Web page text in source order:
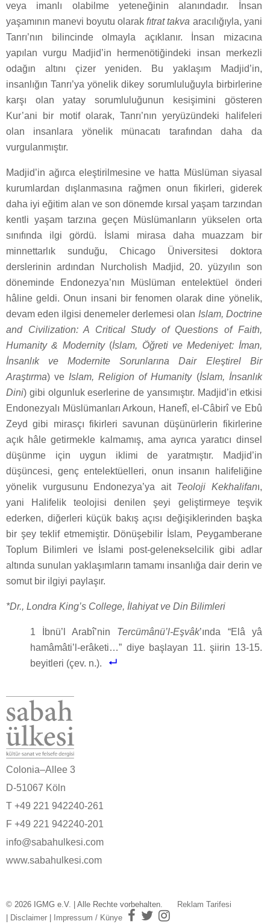
veya imanlı olabilme yeteneğinin alanındadır. İnsan
yaşamının manevi boyutu olarakfıtrat takva aracılığıyla, yani
Tanrı’nın bilincinde olmayla açıklanır. İnsan mizacına
yapılan vurgu Madjid’in hermenötiğindeki insan merkezli
odağın altını çizer yeniden. Bu yaklaşım Madjid’in,
insanlığın Tanrı’ya yönelik dikey sorumluluğuyla birbirlerine
karşı olan yatay sorumluluğunun kesişimini gösteren
Kur’ani bir motif olarak, Tanrı’nın yeryüzündeki halifeleri
olan insanlara yönelik münacatı tarafından daha da
vurgulanmıştır.
Madjid’in ağırca eleştirilmesine ve hatta Müslüman siyasal
kurumlardan dışlanmasına rağmen onun fikirleri, giderek
daha iyi eğitim alan ve son dönemde kırsal yaşam tarzından
kentli yaşam tarzına geçen Müslümanların yükselen orta
sınıfında ilgi gördü. İslami mirasa daha muazzam bir
minnettarlık sunduğu, Chicago Üniversitesi doktora
derslerinin ardından Nurcholish Madjid, 20. yüzyılın son
döneminde Endonezya’nın Müslüman entelektüel önderi
hâline geldi. Onun insani bir fenomen olarak dine yönelik,
devam eden ilgisi denemeler derlemesi olan Islam, Doctrine
and Civilization: A Critical Study of Questions of Faith,
Humanity & Modernity (İslam, Öğreti ve Medeniyet: İman,
İnsanlık ve Modernite Sorunlarına Dair Eleştirel Bir
Araştırma) veIslam, Religion of Humanity (İslam, İnsanlık
Dini) gibi olgunluk eserlerine de yansımıştır. Madjid’in etkisi
Endonezyalı Müslümanları Arkoun, Hanefî, el-Câbirî ve Ebû
Zeyd gibi mirasçı fikirleri savunan düşünürlerin fikirlerine
açık hâle getirmekle kalmamış, ama ayrıca yaratıcı dinsel
düşünme için uygun iklimi de yaratmıştır. Madjid’in
düşüncesi, genç entelektüelleri, onun insanın halifeliğine
yönelik vurgusunu Endonezya’ya ait Teoloji Kekhalifanı,
yani Halifelik teolojisi denilen şeyi geliştirmeye teşvik
ederken, diğerleri küçük bakış açısı değişiklerinden başka
bir şey teklif etmemiştir. Dönüşebilir İslam, Peygamberane
Toplum Bilimleri ve İslami post-gelenekselcilik gibi adlar
altında sunulan yaklaşımların tamamı insanlığa dair derin ve
somut bir ilgiyi paylaşır.
*Dr., Londra King’s College, İlahiyat ve Din Bilimleri
1 İbnü’l Arabî’nin Tercümânü’l-Eşvâk’ında “Elâ yâ
hamâmâti’l-erâketi…” diye başlayan 11. şiirin 13-15.
beyitleri (çev. n.).
Colonia–Allee 3
D-51067 Köln
T +49 221 942240-261
F +49 221 942240-201
info@sabahulkesi.com
www.sabahulkesi.com
© 2026 IGMG e.V. | Alle Rechte vorbehalten.
Reklam Tarifesi
Disclaimer Impressum / Künye